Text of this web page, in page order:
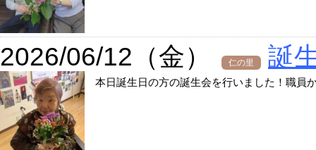
2026/06/12（金） 仁の里 誕
本日誕生日の方の誕生会を行いました！職員